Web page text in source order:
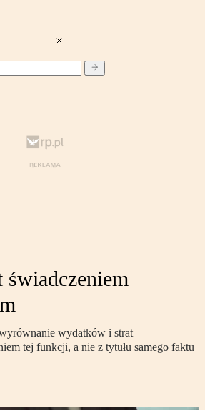
świadczeniem
wydatków i strat
tej funkcji, a nie z tytułu samego faktu